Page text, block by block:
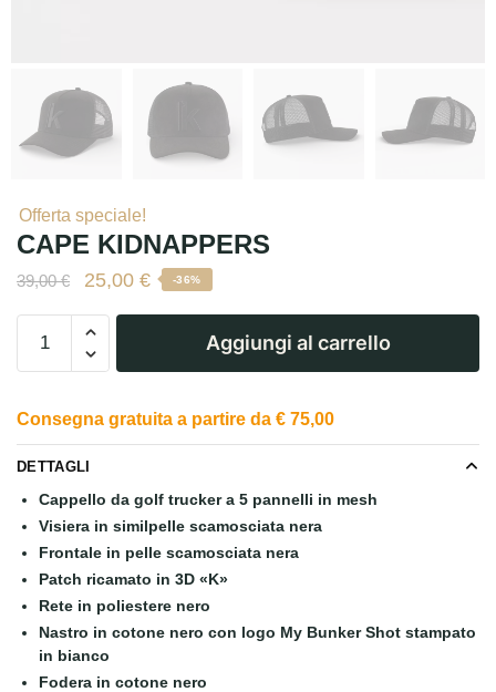
Offerta speciale!
CAPE KIDNAPPERS
39,00€ 25,00 € -36%
Aggiungi al carrello
Consegna gratuita a partire da € 75,00
DETTAGLI
Cappello da golf trucker a 5 pannelli in mesh
Visiera in similpelle scamosciata nera
Frontale in pelle scamosciata nera
Patch ricamato in 3D «K»
Rete in poliestere nero
Nastro in cotone nero con logo My Bunker Shot stampato
in bianco
Fodera in cotone nero